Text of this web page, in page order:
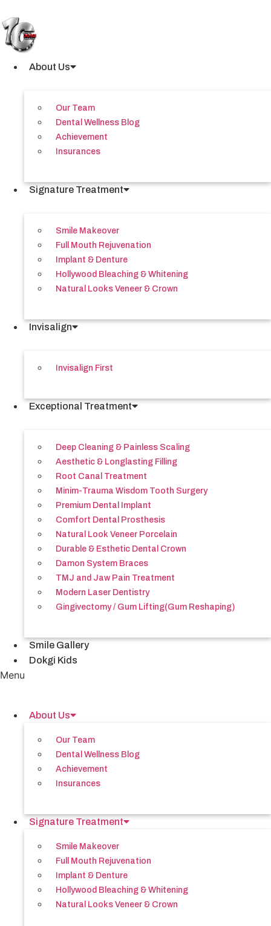
to
content
About Us
Our Team
Dental Wellness Blog
Achievement
Insurances
Signature Treatment
Smile Makeover
Full Mouth Rejuvenation
Implant & Denture
Hollywood Bleaching & Whitening
Natural Looks Veneer & Crown
Invisalign
Invisalign First
Exceptional Treatment
Deep Cleaning & Painless Scaling
Aesthetic & Longlasting Filling
Root Canal Treatment
Minim-Trauma Wisdom Tooth Surgery
Premium Dental Implant
Comfort Dental Prosthesis
Natural Look Veneer Porcelain
Durable & Esthetic Dental Crown
Damon System Braces
TMJ and Jaw Pain Treatment
Modern Laser Dentistry
Gingivectomy / Gum Lifting(Gum Reshaping)
Smile Gallery
Dokgi Kids
Menu
About Us
Our Team
Dental Wellness Blog
Achievement
Insurances
Signature Treatment
Smile Makeover
Full Mouth Rejuvenation
Implant & Denture
Hollywood Bleaching & Whitening
Natural Looks Veneer & Crown